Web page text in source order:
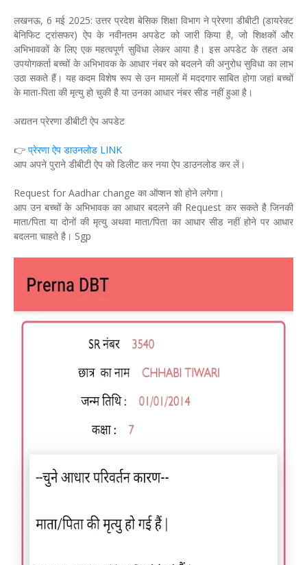
लखनऊ, 6 मई 2025: उत्तर प्रदेश बेसिक शिक्षा विभाग ने प्रेरणा डीबीटी (डायरेक्ट
बेनिफिट ट्रांसफर) ऐप के नवीनतम अपडेट को जारी किया है, जो शिक्षकों और
अभिभावकों के लिए एक महत्वपूर्ण सुविधा लेकर आया है। इस अपडेट के तहत अब
उपयोगकर्ता बच्चों के अभिभावक के आधार नंबर को बदलने की अनुरोध सुविधा का लाभ
उठा सकते हैं। यह कदम विशेष रूप से उन मामलों में मददगार साबित होगा जहां बच्चों
के माता-पिता की मृत्यु हो चुकी है या उनका आधार नंबर सीड नहीं हुआ है।
अद्यतन प्रेरणा डीबीटी ऐप अपडेट
👉 प्रेरणा ऐप डाउनलोड LINK
आप अपने पुराने डीबीटी ऐप को डिलीट कर नया ऐप डाउनलोड कर लें।
Request for Aadhar change का ऑप्शन शो होने लगेगा।
आप उन बच्चों के अभिभावक का आधार बदलने की Request कर सकते है जिनकी
माता/पिता या दोनों की मृत्यु अथवा माता/पिता का आधार सीड नहीं होने पर आधार
बदलना चाहते है। Sgp